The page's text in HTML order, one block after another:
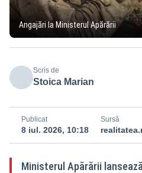
Angajări la Ministerul Apărării
Scris de
Stoica Marian
Publicat
8 iul. 2026, 10:18
Sursă
Ministerul Apărării